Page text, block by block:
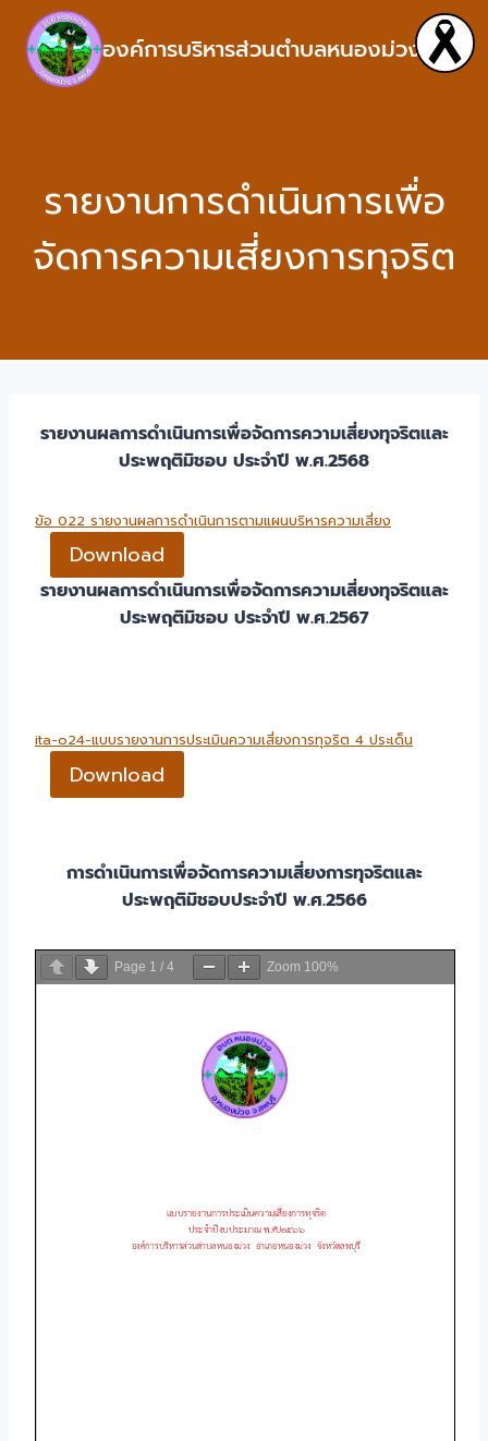
องค์การบริหารส่วนตำบลหนองม่วง
รายงานการดำเนินการเพื่อ
จัดการความเสี่ยงการทุจริต
รายงานผลการดำเนินการเพื่อจัดการความเสี่ยงทุจริตและ
ประพฤติมิชอบ ประจำปี พ.ศ.2568
ข้อ 022 รายงานผลการดำเนินการตามแผนบริหารความเสี่ยง
Download
รายงานผลการดำเนินการเพื่อจัดการความเสี่ยงทุจริตและ
ประพฤติมิชอบ ประจำปี พ.ศ.2567
ita-o24-แบบรายงานการประเมินความเสี่ยงการทุจริต 4 ประเด็น
Download
การดำเนินการเพื่อจัดการความเสี่ยงการทุจริตและ
ประพฤติมิชอบประจำปี พ.ศ.2566
Page 1 / 4 Zoom 100%